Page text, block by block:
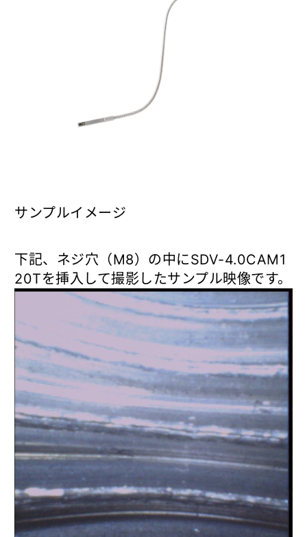
サンプルイメージ
下記、ネジ穴（M8）の中にSDV-4.0CAM1
20Tを挿入して撮影したサンプル映像です。